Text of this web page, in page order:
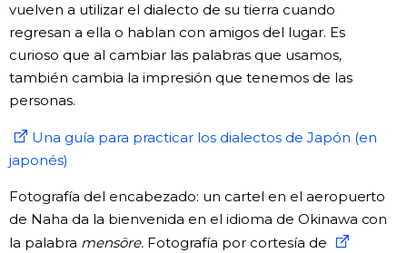
vuelven a utilizar el dialecto de su tierra cuando
regresan a ella o hablan con amigos del lugar. Es
curioso que al cambiar las palabras que usamos,
también cambia la impresión que tenemos de las
personas.
Una guía para practicar los dialectos de Japón (en
japonés)
Fotografía del encabezado: un cartel en el aeropuerto
de Naha da la bienvenida en el idioma de Okinawa con
la palabra mensōre.Fotografía por cortesía de